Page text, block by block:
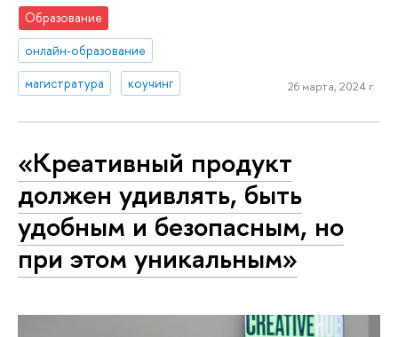
Образование
онлайн-образование
магистратура
коучинг 26 марта, 2024 г.
«Креативный продукт
должен удивлять, быть
удобным и безопасным, но
при этом уникальным»